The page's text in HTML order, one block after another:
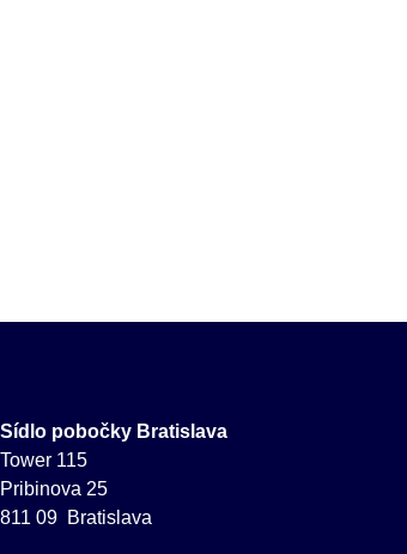
Sídlo pobočky Bratislava
Tower 115
Pribinova 25
811 09 Bratislava